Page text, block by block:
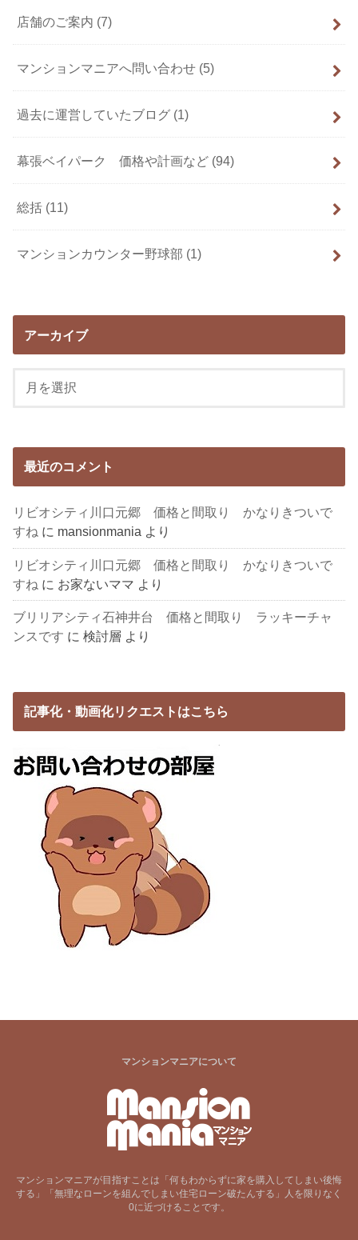
店舗のご案内 (7)
マンションマニアへ問い合わせ (5)
過去に運営していたブログ (1)
幕張ベイパーク 価格や計画など (94)
総括 (11)
マンションカウンター野球部 (1)
アーカイブ
最近のコメント
リビオシティ川口元郷 価格と間取り かなりきついで
すね に mansionmania より
リビオシティ川口元郷 価格と間取り かなりきついで
すね に お家ないママ より
ブリリアシティ石神井台 価格と間取り ラッキーチャ
ンスです に検討層 より
記事化・動画化リクエストはこちら
マンションマニアについて
マンションマニアが目指すことは「何もわからずに家を購入してしまい後悔
する」「無理なローンを組んでしまい住宅ローン破たんする」人を限りなく
0に近づけることです。